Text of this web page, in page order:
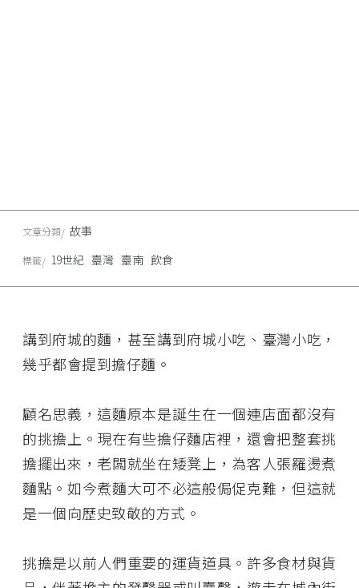
講到府城的麵，甚至講到府城小吃、臺灣小吃，
幾乎都會提到擔仔麵。
顧名思義，這麵原本是誕生在一個連店面都沒有
的挑擔上。現在有些擔仔麵店裡，還會把整套挑
擔擺出來，老闆就坐在矮凳上，為客人張羅燙煮
麵點。如今煮麵大可不必這般侷促克難，但這就
是一個向歷史致敬的方式。
挑擔是以前人們重要的運貨道具。許多食材與貨
文章分類 故事
標籤 19世紀 臺灣 臺南 飲食